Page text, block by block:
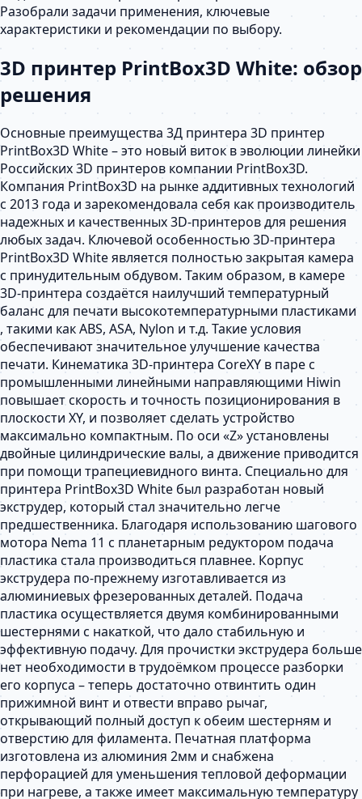
Разобрали задачи применения, ключевые
характеристики и рекомендации по выбору.
3D принтер PrintBox3D White: обзор
решения
Основные преимущества 3Д принтера 3D принтер
PrintBox3D White – это новый виток в эволюции линейки
Российских 3D принтеров компании PrintBox3D.
Компания PrintBox3D на рынке аддитивных технологий
с 2013 года и зарекомендовала себя как производитель
надежных и качественных 3D-принтеров для решения
любых задач. Ключевой особенностью 3D-принтера
PrintBox3D White является полностью закрытая камера
с принудительным обдувом. Таким образом, в камере
3D-принтера создаётся наилучший температурный
баланс для печати высокотемпературными пластиками
, такими как ABS, ASA, Nylon и т.д. Такие условия
обеспечивают значительное улучшение качества
печати. Кинематика 3D-принтера CoreXY в паре с
промышленными линейными направляющими Hiwin
повышает скорость и точность позиционирования в
плоскости XY, и позволяет сделать устройство
максимально компактным. По оси «Z» установлены
двойные цилиндрические валы, а движение приводится
при помощи трапециевидного винта. Специально для
принтера PrintBox3D White был разработан новый
экструдер, который стал значительно легче
предшественника. Благодаря использованию шагового
мотора Nema 11 с планетарным редуктором подача
пластика стала производиться плавнее. Корпус
экструдера по-прежнему изготавливается из
алюминиевых фрезерованных деталей. Подача
пластика осуществляется двумя комбинированными
шестернями с накаткой, что дало стабильную и
эффективную подачу. Для прочистки экструдера больше
нет необходимости в трудоёмком процессе разборки
его корпуса – теперь достаточно отвинтить один
прижимной винт и отвести вправо рычаг,
открывающий полный доступ к обеим шестерням и
отверстию для филамента. Печатная платформа
изготовлена из алюминия 2мм и снабжена
перфорацией для уменьшения тепловой деформации
при нагреве, а также имеет максимальную температуру